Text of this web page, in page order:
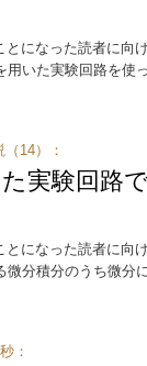
になった読者に向
いた実験回路を使
14）：
実験回路
になった読者に向
分積分のうち微分
：